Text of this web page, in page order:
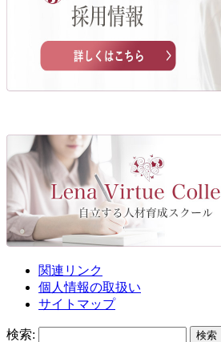
関連リンク
個人情報の取扱い
サイトマップ
検索: